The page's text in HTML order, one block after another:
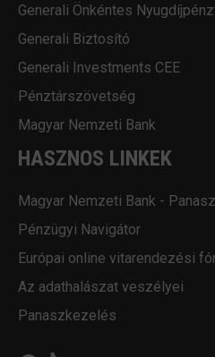
Generali Önkéntes
Generali Biztosító
Generali Investments CEE
Pénztárszövetség
Magyar Nemzeti Bank
HASZNOS LINKEK
Magyar Nemzeti Bank -
Pénzügyi Navigátor
Európai online vitarendezési
Az adathalászat veszélyei
Panaszkezelés